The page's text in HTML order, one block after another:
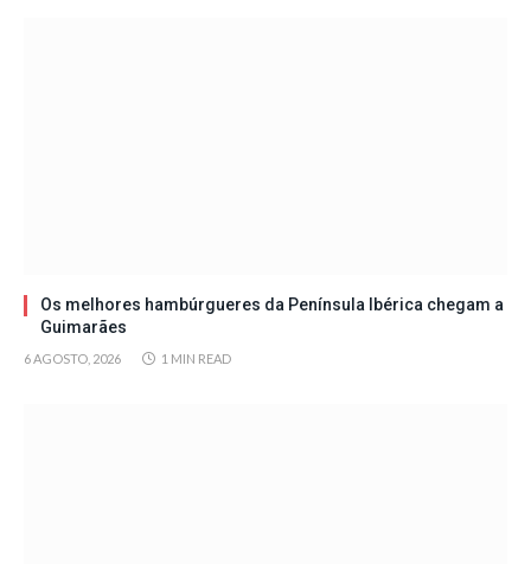
Os melhores hambúrgueres da Península Ibérica chegam a
Guimarães
6 AGOSTO, 2026 1 MIN READ